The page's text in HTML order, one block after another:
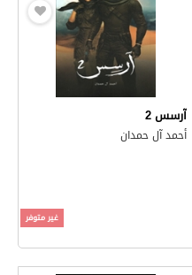
آرسس 2
أحمد آل حمدان
غير متوفر